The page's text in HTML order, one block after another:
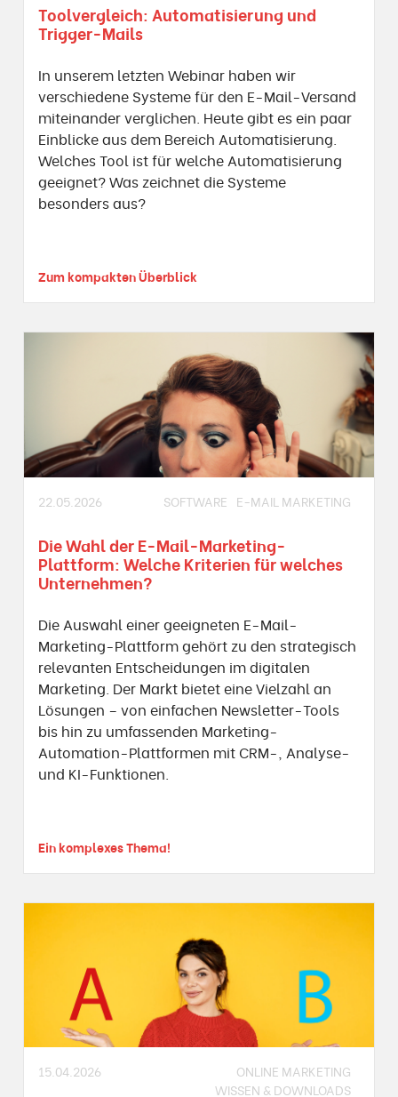
Toolvergleich: Automatisierung und
Trigger-Mails
In unserem letzten Webinar haben wir
verschiedene Systeme für den E-Mail-Versand
miteinander verglichen. Heute gibt es ein paar
Einblicke aus dem Bereich Automatisierung.
Welches Tool ist für welche Automatisierung
geeignet? Was zeichnet die Systeme
besonders aus?
Zum kompakten Überblick
22.05.2026 SOFTWARE E-MAIL MARKETING
Die Wahl der E-Mail-Marketing-
Plattform: Welche Kriterien für welches
Unternehmen?
Die Auswahl einer geeigneten E-Mail-
Marketing-Plattform gehört zu den strategisch
relevanten Entscheidungen im digitalen
Marketing. Der Markt bietet eine Vielzahl an
Lösungen – von einfachen Newsletter-Tools
bis hin zu umfassenden Marketing-
Automation-Plattformen mit CRM-, Analyse-
und KI-Funktionen.
Ein komplexes Thema!
15.04.2026
ONLINE MARKETING
WISSEN & DOWNLOADS